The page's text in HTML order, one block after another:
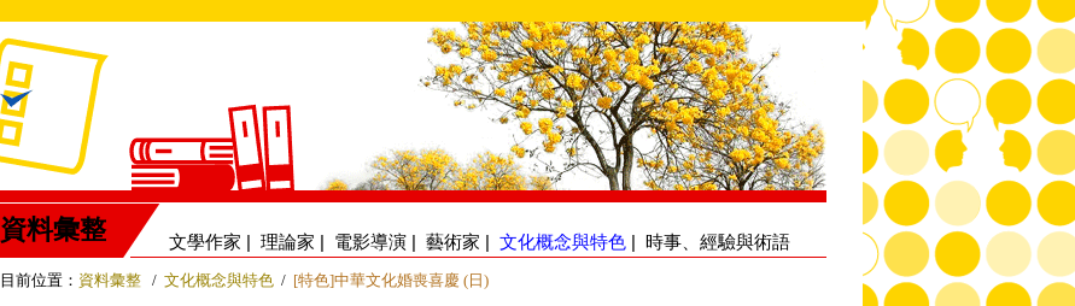
資料彙整 文學作家 | 理論家 | 電影導演 | 藝術家 | 文化概念與特色 | 時事、經驗與術語
目前位置： 資料彙整 / 文化概念與特色 / [特色]中華文化婚喪喜慶 (日)